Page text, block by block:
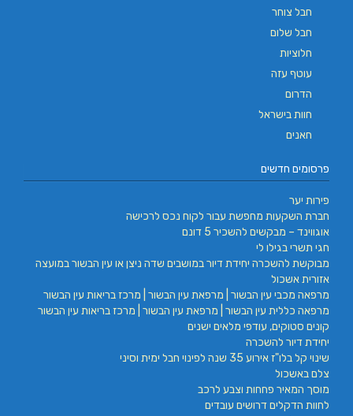
חבל צוחר
חבל שלום
חלוציות
עוטף עזה
הדרום
חוות בישראל
חאנים
פרסומים חדשים
פירות יער
חברת השקעות מחפשת עבור לקוח נכס לרכישה
אוגווינד – מבקשים להשכיר 5 דונם
חגי תשרי בגילו לי
מבוקשת להשכרה יחידת דיור במושבים שדה ניצן או עין הבשור במועצה
אזורית אשכול
מרפאה מכבי עין הבשור | מרפאת עין הבשור | מרכז בריאות עין הבשור
מרפאה כללית עין הבשור | מרפאת עין הבשור | מרכז בריאות עין הבשור
קונים סטוקים, עודפי מלאים ישנים
יחידת דיור להשכרה
שינוי קל בלו"ז אירוע 35 שנה לפינוי חבל ימית וסיני
צלם באשכול
מוסך המאיר פחחות וצבע לרכב
לחוות הדקלים דרושים עובדים